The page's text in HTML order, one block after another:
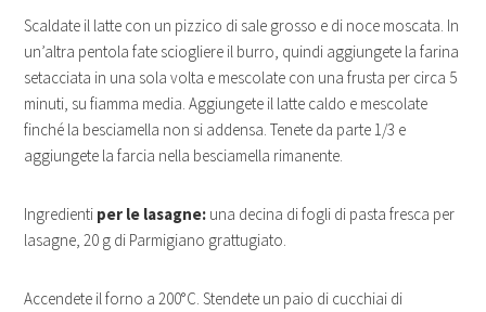
Scaldate il latte con un pizzico di sale grosso e di noce moscata. In
un’altra pentola fate sciogliere il burro, quindi aggiungete la farina
setacciata in una sola volta e mescolate con una frusta per circa 5
minuti, su fiamma media. Aggiungete il latte caldo e mescolate
finché la besciamella non si addensa. Tenete da parte 1/3 e
aggiungete la farcia nella besciamella rimanente.
Ingredienti per le lasagne: una decina di fogli di pasta fresca per
lasagne, 20 g di Parmigiano grattugiato.
Accendete il forno a 200°C. Stendete un paio di cucchiai di